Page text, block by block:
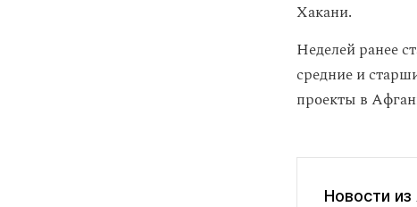
Хакани.
Неделей ранее
средние и
проекты в
Новости